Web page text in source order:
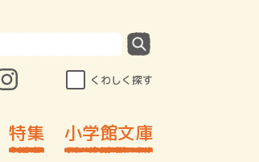
くわしく探す
特集 小学館文庫